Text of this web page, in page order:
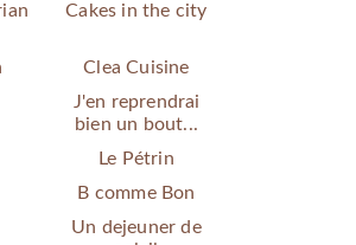
Cakes in the city
Clea Cuisine
J'en reprendrai
bien un bout...
Le Pétrin
B comme Bon
Un dejeuner de